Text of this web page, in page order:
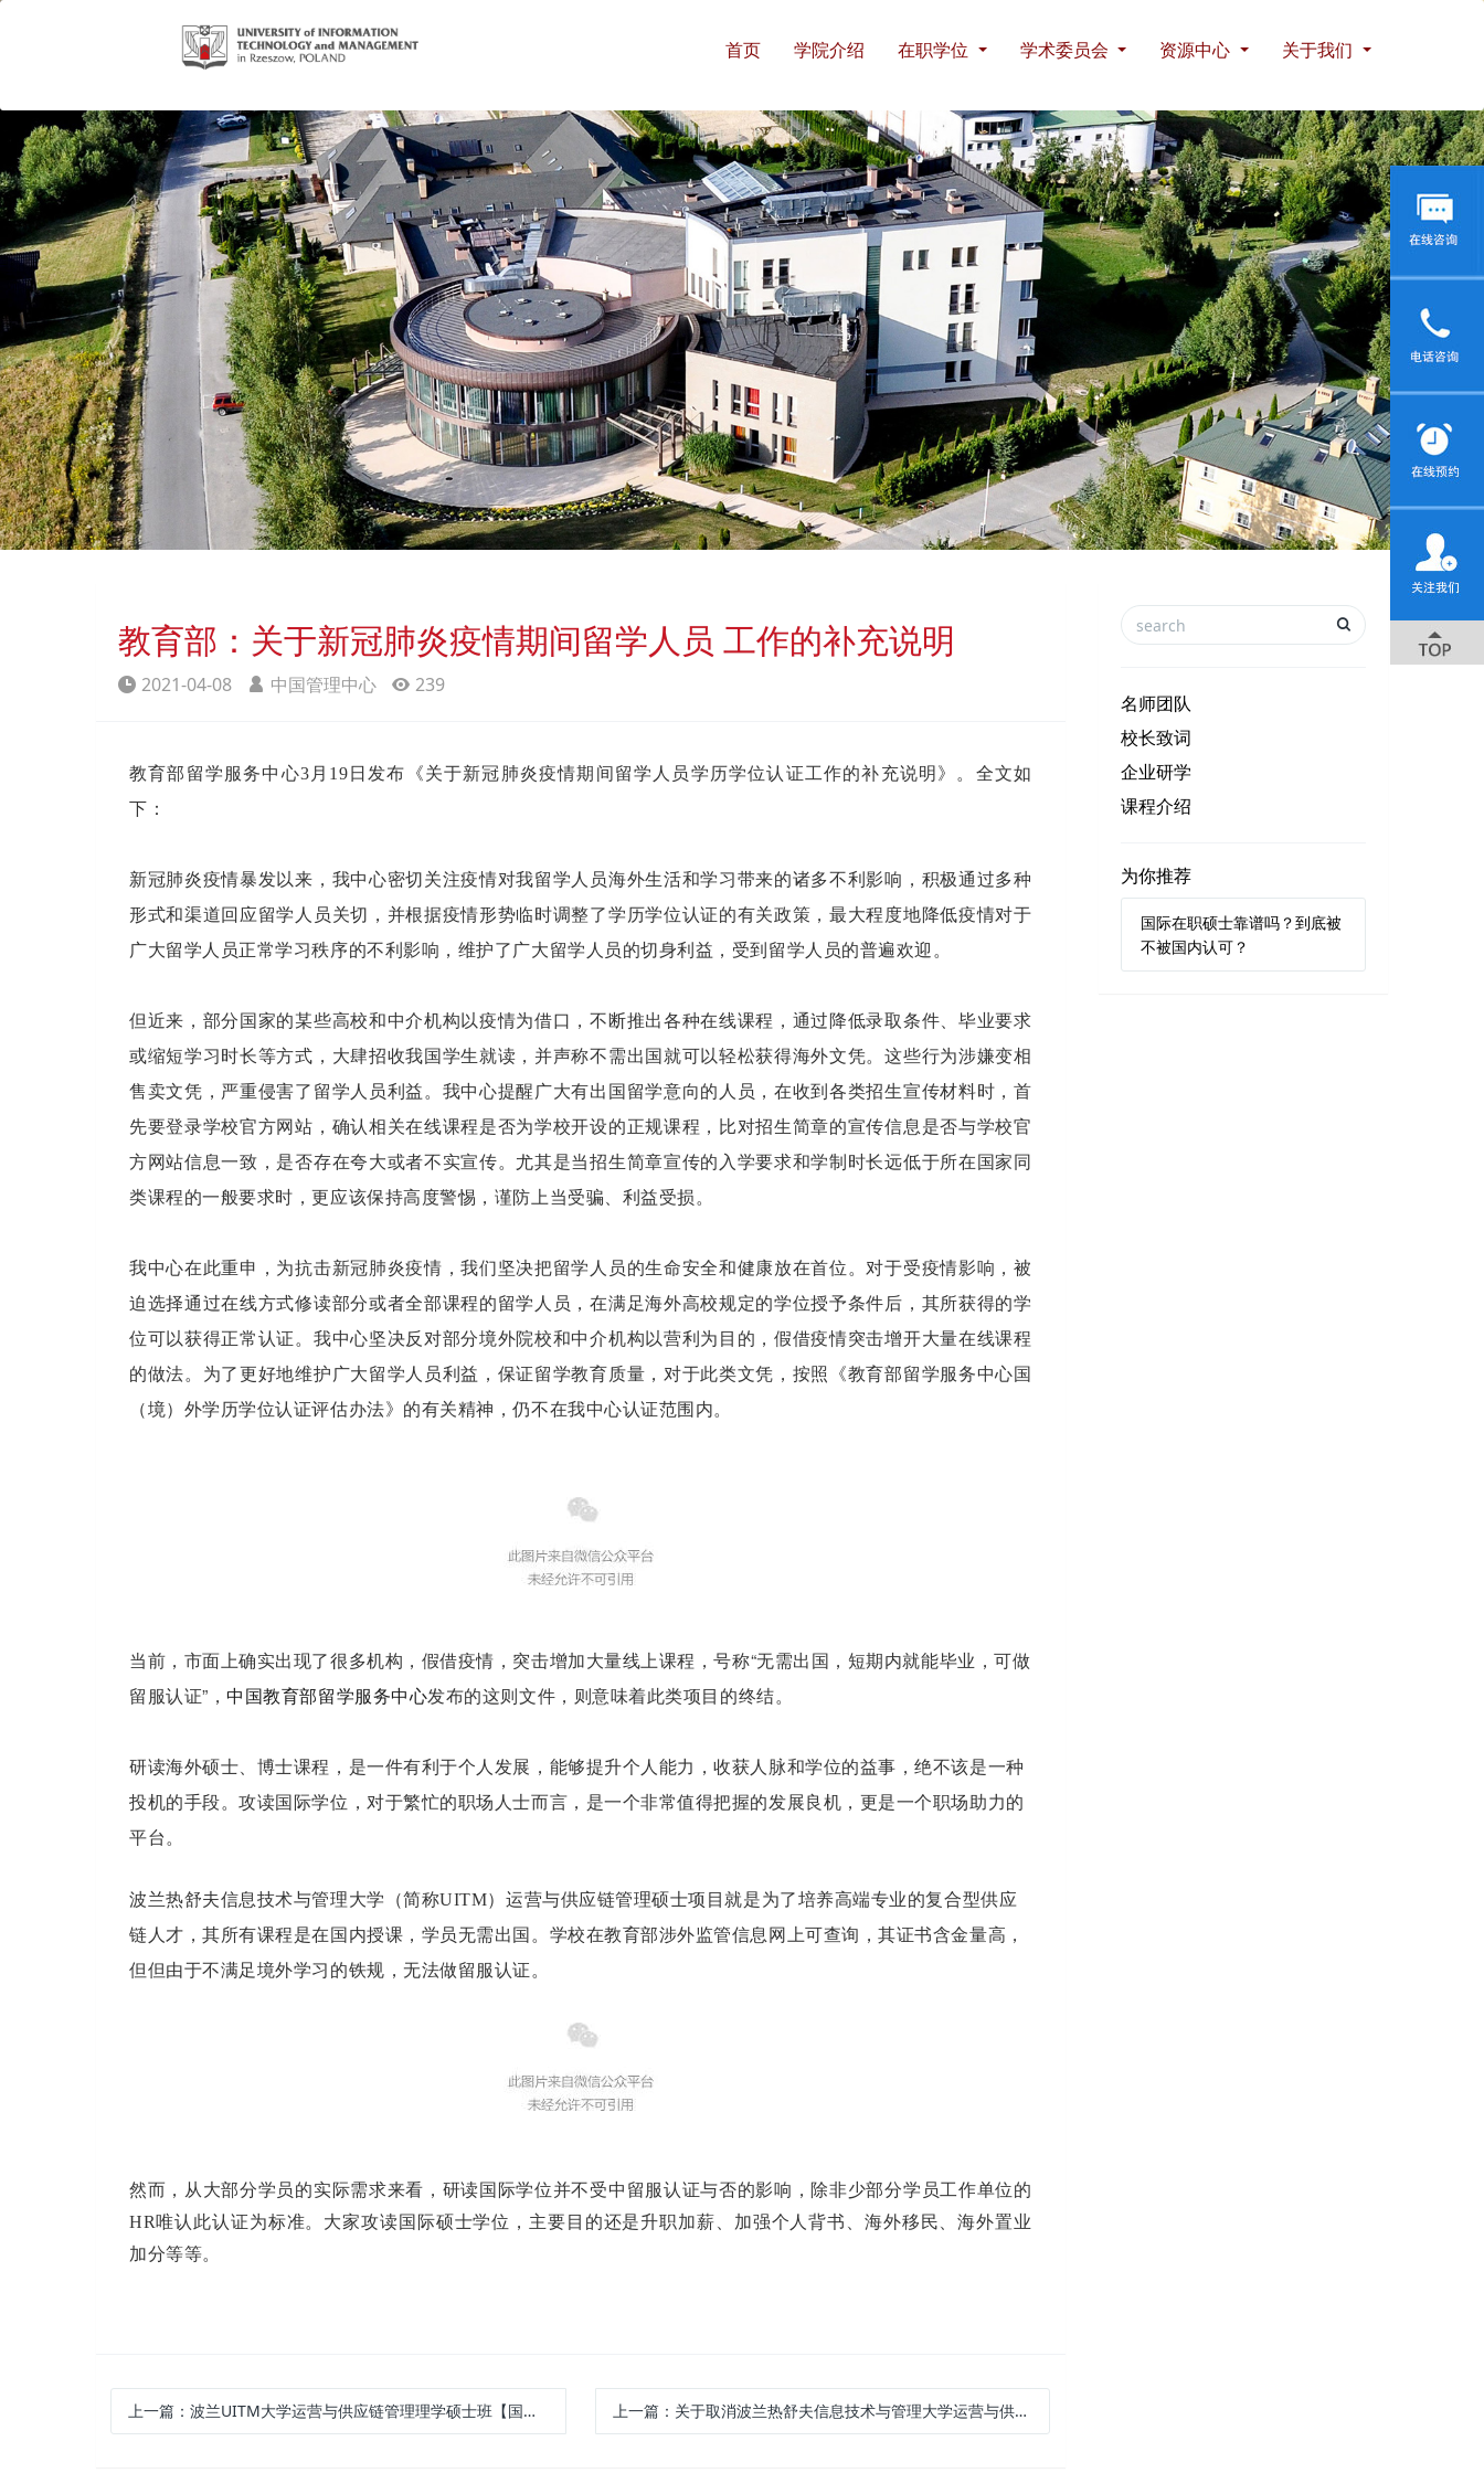
首页 学院介绍 在职学位 学术委员会 资源中心 关于我们
教育部：关于新冠肺炎疫情期间留学人员 工作的补充说明
2021-04-08 中国管理中心 239
教育部留学服务中心3月19日发布《关于新冠肺炎疫情期间留学人员学历学位认证工作的补充说明》。全文如
下：
新冠肺炎疫情暴发以来，我中心密切关注疫情对我留学人员海外生活和学习带来的诸多不利影响，积极通过多种
形式和渠道回应留学人员关切，并根据疫情形势临时调整了学历学位认证的有关政策，最大程度地降低疫情对于
广大留学人员正常学习秩序的不利影响，维护了广大留学人员的切身利益，受到留学人员的普遍欢迎。
但近来，部分国家的某些高校和中介机构以疫情为借口，不断推出各种在线课程，通过降低录取条件、毕业要求
或缩短学习时长等方式，大肆招收我国学生就读，并声称不需出国就可以轻松获得海外文凭。这些行为涉嫌变相
售卖文凭，严重侵害了留学人员利益。我中心提醒广大有出国留学意向的人员，在收到各类招生宣传材料时，首
先要登录学校官方网站，确认相关在线课程是否为学校开设的正规课程，比对招生简章的宣传信息是否与学校官
方网站信息一致，是否存在夸大或者不实宣传。尤其是当招生简章宣传的入学要求和学制时长远低于所在国家同
类课程的一般要求时，更应该保持高度警惕，谨防上当受骗、利益受损。
我中心在此重申，为抗击新冠肺炎疫情，我们坚决把留学人员的生命安全和健康放在首位。对于受疫情影响，被
迫选择通过在线方式修读部分或者全部课程的留学人员，在满足海外高校规定的学位授予条件后，其所获得的学
位可以获得正常认证。我中心坚决反对部分境外院校和中介机构以营利为目的，假借疫情突击增开大量在线课程
的做法。为了更好地维护广大留学人员利益，保证留学教育质量，对于此类文凭，按照《教育部留学服务中心国
（境）外学历学位认证评估办法》的有关精神，仍不在我中心认证范围内。
当前， 市面上确实出现了很多机构，假借疫情，突击增加大量线上课程，号称“无需出国，短期内就能毕业，可做
留服认证”，中国教育部留学服务中心发布的这则文件，则意味着此类项目的终结。
研读海外硕士、博士课程，是一件有利于个人发展，能够提升个人能力，收获人脉和学位的益事，绝不该是一种
投机的手段。攻读国际学位，对于繁忙的职场人士而言，是一个非常值得把握的发展良机，更是一个职场助力的
平台。
波兰热舒夫信息技术与管理大学（简称UITM）运营与供应链管理硕士项目就是为了培养高端专业的复合型供应
链人才，其所有课程是在国内授课，学员无需出国。学校在教育部涉外监管信息网上可查询，其证书含金量高，
但但由于不满足境外学习的铁规，无法做留服认证。
然而，从大部分学员的实际需求来看，研读国际学位并不受中留服认证与否的影响，除非少部分学员工作单位的
HR唯认此认证为标准。大家攻读国际硕士学位，主要目的还是升职加薪、加强个人背书、海外移民、海外置业
加分等等。
上一篇：波兰UITM大学运营与供应链管理理学硕士班【国内首期】 盛大开学 上一篇： 关于取消波兰热舒夫信息技术与管理大学运营与供应链管理理学硕博项目助学金的通知
名师团队
校长致词
企业研学
课程介绍
为你推荐
国际在职硕士靠谱吗？到底被
不被国内认可？